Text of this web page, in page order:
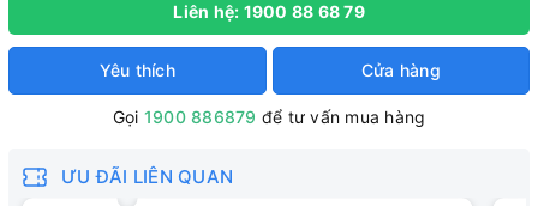
Liên hệ: 1900 88 68 79
Yêu thích Cửa hàng
Gọi 1900 886879 để tư vấn mua hàng
ƯU ĐÃI LIÊN QUAN